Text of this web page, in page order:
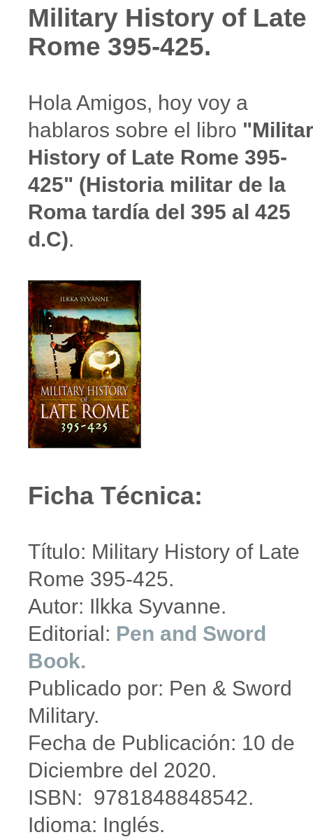
Military History of Late
Rome 395-425.
Hola Amigos, hoy voy a
hablaros sobre el libro
History of Late Rome 395-
425" (Historia militar de la
Roma tardía del 395 al 425
d.C).
Ficha Técnica:
Título: Military History of Late
Rome 395-425.
Autor: Ilkka Syvanne.
Editorial: Pen and Sword
Book.
Publicado por: Pen & Sword
Military.
Fecha de Publicación: 10 de
Diciembre del 2020.
ISBN: 9781848848542.
Idioma: Inglés.